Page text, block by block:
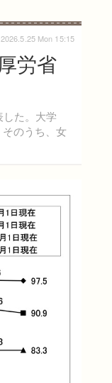
労省
た。大学
そのうち、女
2026.5.25 Mon 15:15